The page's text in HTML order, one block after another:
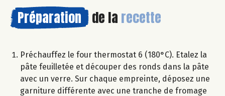
Préparation de la recette
Préchauffez le four thermostat 6 (180°C). Etalez la
pâte feuilletée et découper des ronds dans la pâte
avec un verre. Sur chaque empreinte, déposez une
garniture différente avec une tranche de fromage